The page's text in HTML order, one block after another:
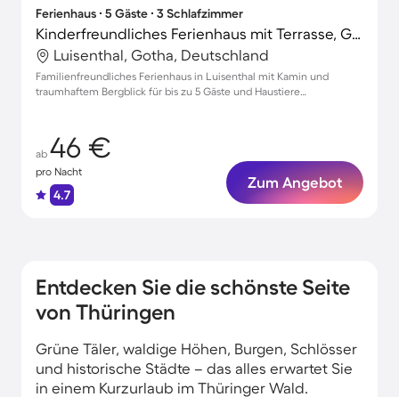
Ferienhaus ∙ 5 Gäste ∙ 3 Schlafzimmer
Kinderfreundliches Ferienhaus mit Terrasse, Grill und Garten | Naturblick | Haustierfreundlich
Luisenthal, Gotha, Deutschland
Familienfreundliches Ferienhaus in Luisenthal mit Kamin und
traumhaftem Bergblick für bis zu 5 Gäste und Haustiere
ab 46 €
pro Nacht
4.7
Zum Angebot
Entdecken Sie die schönste Seite
von Thüringen
Grüne Täler, waldige Höhen, Burgen, Schlösser
und historische Städte – das alles erwartet Sie
in einem Kurzurlaub im Thüringer Wald.